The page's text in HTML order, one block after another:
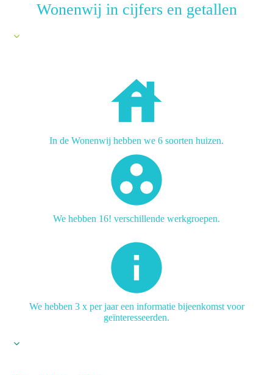
Wonenwij in cijfers en getallen
In de Wonenwij hebben we 6 soorten huizen.
We hebben 16! verschillende werkgroepen.
We hebben 3 x per jaar een informatie bijeenkomst voor
geïnteresseerden.